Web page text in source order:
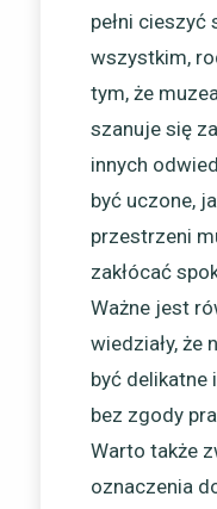
pełni cieszyć
wszystkim,
tym, że
szanuje się
innych
być uczone,
przestrzeni
zakłócać
Ważne jest
wiedziały, że
być delikatne
bez zgody
Warto także
oznaczenia